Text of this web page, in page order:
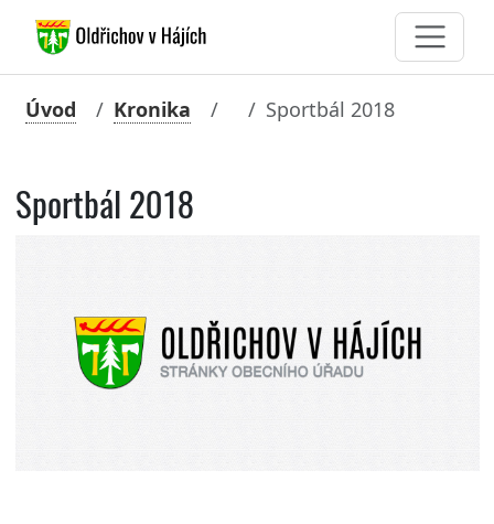
Úvod Kronika Sportbál 2018
Sportbál 2018